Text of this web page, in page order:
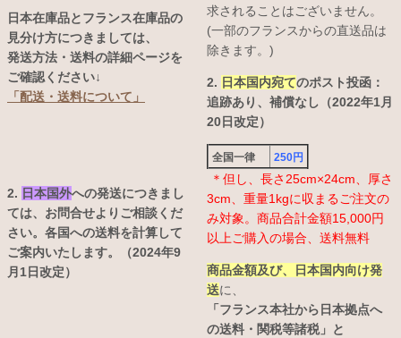
日本在庫品とフランス在庫品の
見分け方につきましては、
発送方法・送料の詳細ページを
ご確認ください↓
「配送・送料について」
2. 日本国外への発送につきまし
ては、お問合せよりご相談くだ
さい。各国への送料を計算して
ご案内いたします。（2024年9
月1日改定）
求されることはございません。
(一部のフランスからの直送品は
除きます。)
2. 日本国内宛てのポスト投函：
追跡あり、補償なし（2022年1月
20日改定）
全国一律 250円
＊但し、長さ25cm×24cm、厚さ
3cm、重量1kgに収まるご注文の
み対象。商品合計金額15,000円
以上ご購入の場合、送料無料
商品金額及び、日本国内向け発
送に、
「フランス本社から日本拠点へ
の送料・関税等諸税」と